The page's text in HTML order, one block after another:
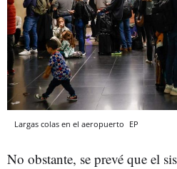
Largas colas en el aeropuerto EP
No obstante, se prevé que el